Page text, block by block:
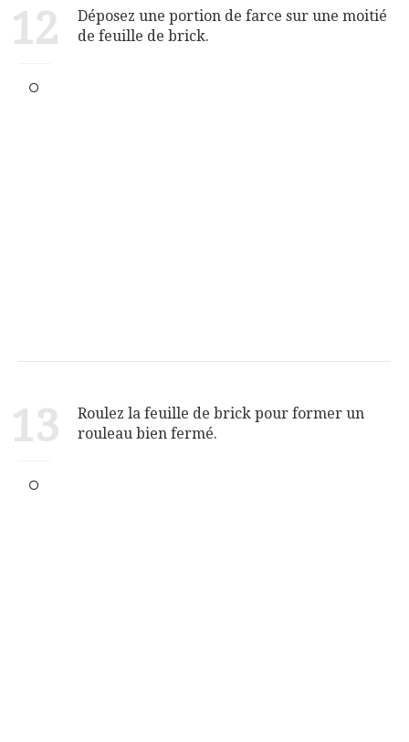
12
Déposez une portion de farce sur une moitié
de feuille de brick.
13
Roulez la feuille de brick pour former un
rouleau bien fermé.